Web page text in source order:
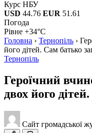
Курс НБУ
USD 44.76 EUR 51.61
Погода
Рівне +34°C
Головна › Тернопіль ›
його дітей. Сам батько
Тернопіль
Героїчний
двох його
Сайт громадської